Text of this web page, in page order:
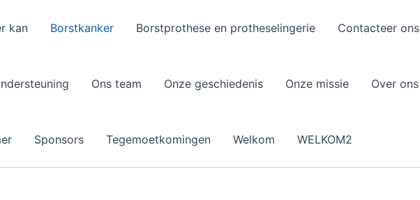
kan Borstkanker Borstprothese en protheselingerie Contacteer ons
Ons team Onze geschiedenis Onze missie Over ons
Sponsors Tegemoetkomingen Welkom WELKOM2